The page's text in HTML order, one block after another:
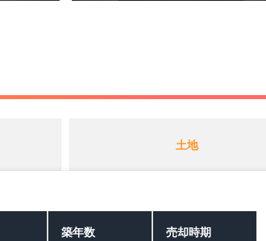
土地
築年数 売却時期